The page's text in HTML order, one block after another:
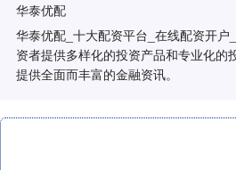
华泰优配
华泰优配_十大配资平台_在线配资开
资者提供多样化的投资产品和专业化的
提供全面而丰富的金融资讯。